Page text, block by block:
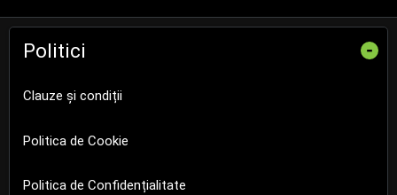
Politici -
Clauze și condiții
Politica de Cookie
Politica de Confidențialitate